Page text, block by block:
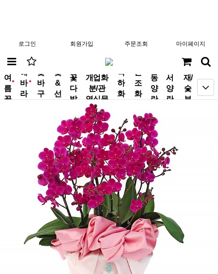
로그인 회원가입 주문조회 마이페이지
new
여
름
꽃
new
해
바
라
꽃
바
구
꽃
&
선
꽃
다
발
개업화
분/관
엽식물
축
하
화
근
조
화
동
양
란
서
양
란
분
재/
숯
부